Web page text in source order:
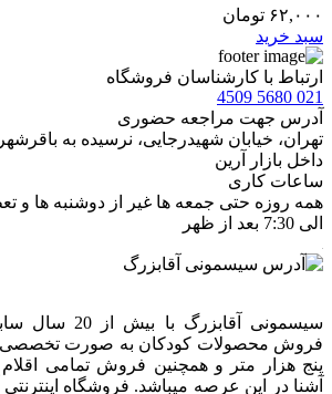
۶۲,۰۰۰ تومان
سبد خرید
ارتباط با کارشناسان فروشگاه
021 5680 4509
آدرس جهت مراجعه حضوری
تهران، خيابان شهيدرجايى، نرسیده به
داخل بازار آرین
ساعات کاری
الی 7:30 بعد از ظهر
سیسمونی
فروش محصولات کودکان به صورت تخصصی
پنج هزار متر و همچنین فروش تمامی